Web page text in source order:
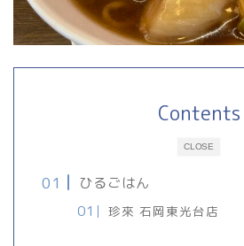
CLOSE
Contents
ひるごはん
珍來 石岡東光台店